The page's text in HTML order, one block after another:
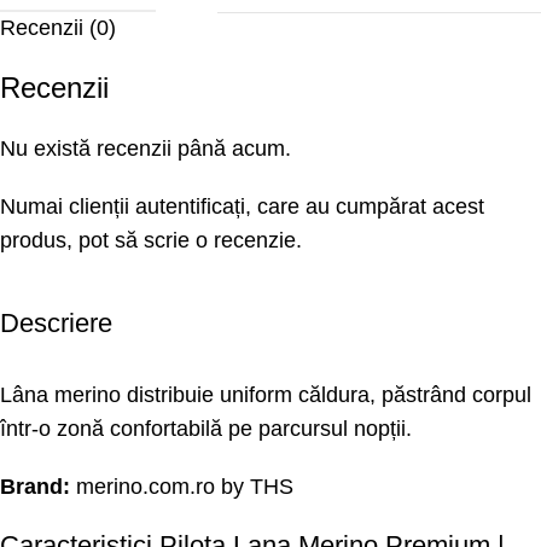
Recenzii (0)
Recenzii
Nu există recenzii până acum.
Numai clienții autentificați, care au cumpărat acest
produs, pot să scrie o recenzie.
Descriere
Lâna merino distribuie uniform căldura, păstrând corpul
într-o zonă confortabilă pe parcursul nopții.
Brand: merino.com.ro by THS